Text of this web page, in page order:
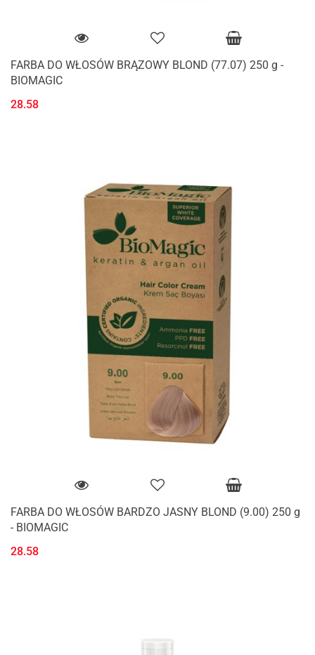
FARBA DO WŁOSÓW BRĄZOWY BLOND (77.07) 250 g -
BIOMAGIC
28.58
FARBA DO WŁOSÓW BARDZO JASNY BLOND (9.00) 250 g
- BIOMAGIC
28.58